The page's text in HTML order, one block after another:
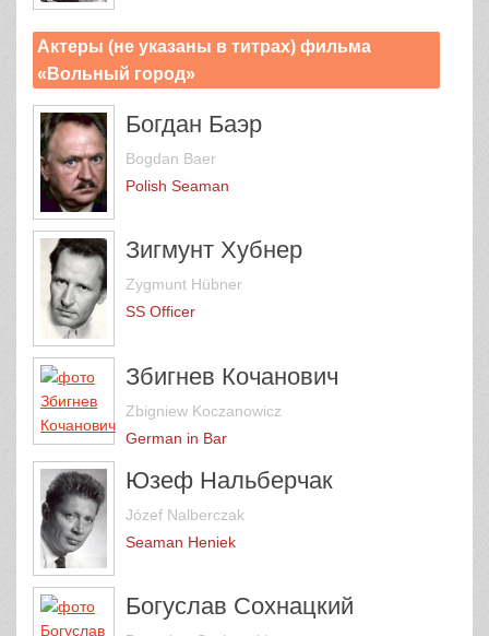
Актеры (не указаны в титрах) фильма
«Вольный город»
Богдан Баэр
Bogdan Baer
Polish Seaman
Зигмунт Хубнер
Zygmunt Hübner
SS Officer
Збигнев Кочанович
Zbigniew Koczanowicz
German in Bar
Юзеф Нальберчак
Józef Nalberczak
Seaman Heniek
Богуслав Сохнацкий